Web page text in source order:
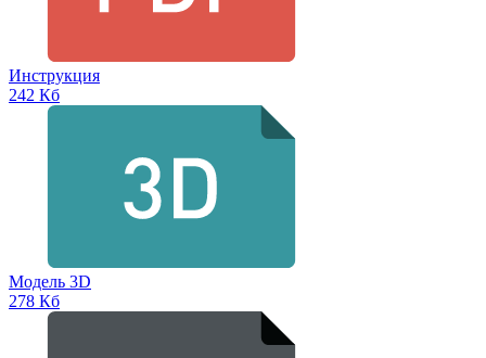
Инструкция
242 Кб
Модель 3D
278 Кб